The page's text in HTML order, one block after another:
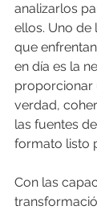
analizarlos
ellos. Uno de
que
en día es la
proporcionar
verdad,
las fuentes
formato listo
Con las